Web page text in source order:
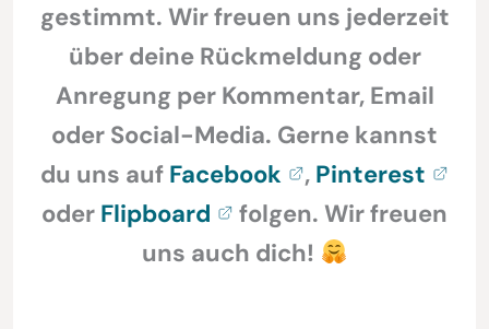
gestimmt. Wir freuen uns jederzeit
über deine Rückmeldung oder
Anregung per Kommentar, Email
oder Social-Media. Gerne kannst
du uns auf Facebook , Pinterest
oder Flipboard
folgen. Wir freuen
uns auch dich!